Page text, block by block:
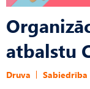
atbalstu
Druva Sabiedrība